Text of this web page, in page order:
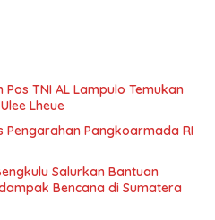
TNI AL Lampulo Temukan
Lheue
Pengarahan Pangkoarmada RI
Salurkan Bantuan
Bencana di Sumatera